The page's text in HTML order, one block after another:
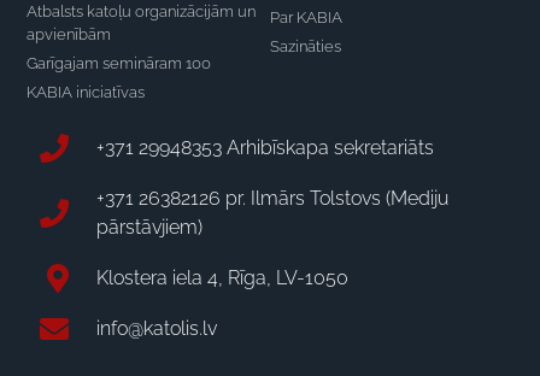
Atbalsts katoļu organizācijām un
apvienībām
Garīgajam semināram 100
KABIA iniciatīvas
Par KABIA
Sazināties
+371 29948353 Arhibīskapa sekretariāts
+371 26382126 pr. Ilmārs Tolstovs (Mediju
pārstāvjiem)
Klostera iela 4, Rīga, LV-1050
info@katolis.lv